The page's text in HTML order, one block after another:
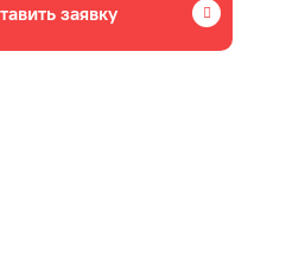
заявку